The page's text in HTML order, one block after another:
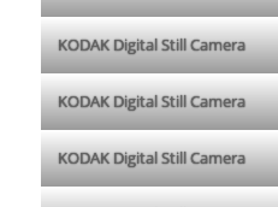
KODAK Digital Still Camera
KODAK Digital Still Camera
KODAK Digital Still Camera